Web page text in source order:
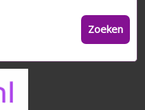
Zoeken